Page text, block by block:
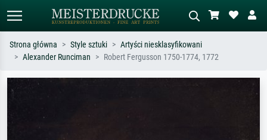
Szukaj wg artysty, tytułu lub stylu – np.
Strona główna Style sztuki
Artyści niesklasyfikowani
Alexander Runciman
Robert Fergusson 1750-1774, 1772